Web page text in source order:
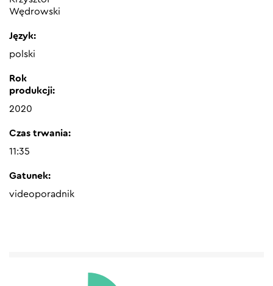
Wędrowski
Język:
polski
Rok
produkcji:
2020
Czas trwania:
11:35
Gatunek:
videoporadnik